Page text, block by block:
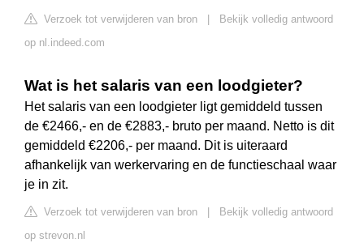
Verzoek tot verwijderen van bron
Bekijk volledig antwoord
op nl.indeed.com
Wat is het salaris van een loodgieter?
Het salaris van een loodgieter ligt gemiddeld tussen
de €2466,- en de €2883,- bruto per maand. Netto is dit
gemiddeld €2206,- per maand. Dit is uiteraard
afhankelijk van werkervaring en de functieschaal waar
je in zit.
Verzoek tot verwijderen van bron
Bekijk volledig antwoord
op strevon.nl